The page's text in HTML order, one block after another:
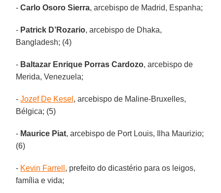
-Carlo Osoro Sierra, arcebispo de Madrid, Espanha;
- Patrick D’Rozario, arcebispo de Dhaka,
Bangladesh; (4)
- Baltazar Enrique Porras Cardozo, arcebispo de
Merida, Venezuela;
-Jozef De Kesel , arcebispo de Maline-Bruxelles,
Bélgica; (5)
- Maurice Piat, arcebispo de Port Louis, Ilha Maurizio;
(6)
- Kevin Farrell , prefeito do dicastério para os leigos,
família e vida;